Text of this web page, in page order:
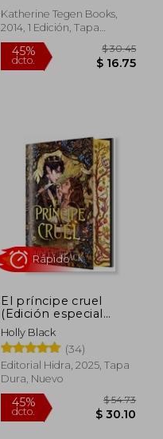
Katherine Tegen Books,
2014, 1 Edición, Tapa
Blanda, Nuevo
El príncipe cruel
(Edición especial
limitada)
Holly Black
(34)
Editorial Hidra, 2025, Tapa
Dura, Nuevo